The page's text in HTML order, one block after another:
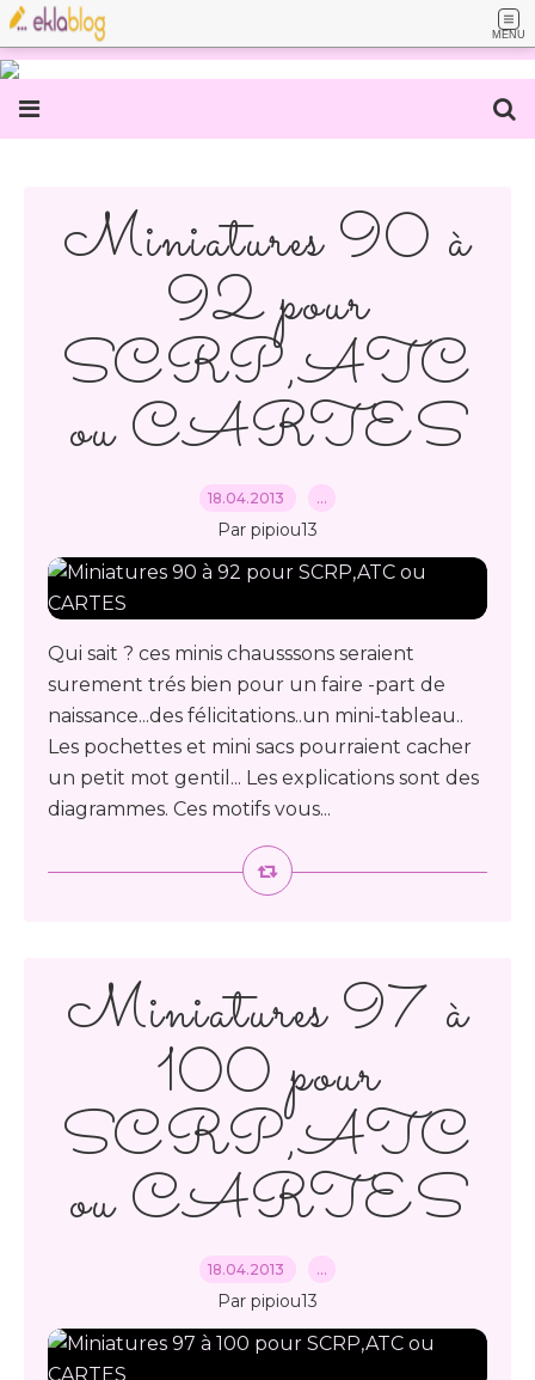
MENU
Miniatures 90 à
92 pour
SCRP,ATC
ou CARTES
18.04.2013 …
Par pipiou13
Qui sait ? ces minis chausssons seraient
surement trés bien pour un faire -part de
naissance...des félicitations..un mini-tableau..
Les pochettes et mini sacs pourraient cacher
un petit mot gentil... Les explications sont des
diagrammes. Ces motifs vous...
Miniatures 97 à
100 pour
SCRP,ATC
ou CARTES
18.04.2013 …
Par pipiou13